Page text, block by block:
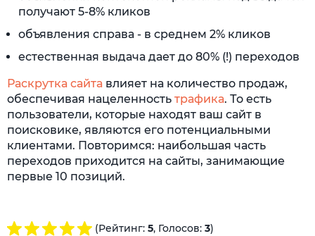
получают 5-8% кликов
объявления справа - в среднем 2% кликов
естественная выдача дает до 80% (!) переходов
Раскрутка сайта влияет на количество продаж,
обеспечивая нацеленность трафика. То есть
пользователи, которые находят ваш сайт в
поисковике, являются его потенциальными
клиентами. Повторимся: наибольшая часть
переходов приходится на сайты, занимающие
первые 10 позиций.
(Рейтинг: 5, Голосов: 3)